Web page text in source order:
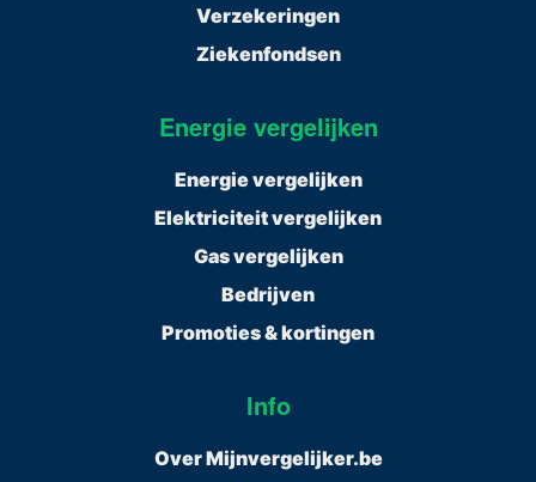
Verzekeringen
Ziekenfondsen
Energie vergelijken
Energie vergelijken
Elektriciteit vergelijken
Gas vergelijken
Bedrijven
Promoties & kortingen
Info
Over Mijnvergelijker.be